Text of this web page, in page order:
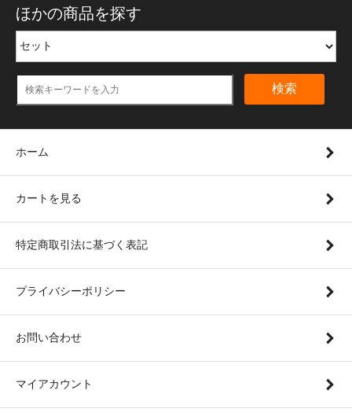
ほかの商品を探す
検索
ホーム
カートを見る
特定商取引法に基づく表記
プライバシーポリシー
お問い合わせ
マイアカウント